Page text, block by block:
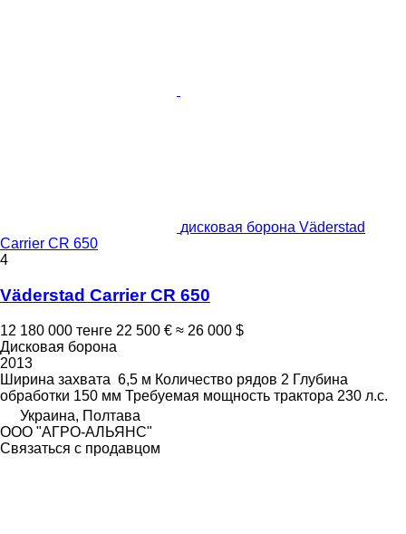
дисковая борона Väderstad
Carrier CR 650
4
Väderstad Carrier CR 650
12 180 000 тенге 22 500 € ≈ 26 000 $
Дисковая борона
2013
Ширина захвата 6,5 м Количество рядов 2 Глубина
обработки 150 мм Требуемая мощность трактора 230 л.с.
Украина, Полтава
ООО "АГРО-АЛЬЯНС"
Связаться с продавцом